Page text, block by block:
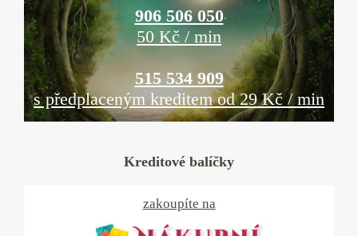
906 506 050
50 Kč / min
515 534 909
s předplaceným kreditem od 29 Kč / min
Kreditové balíčky
zakoupíte na